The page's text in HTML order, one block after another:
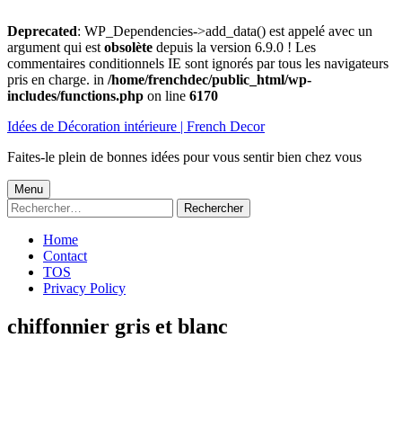
Deprecated: WP_Dependencies->add_data() est appelé avec un
argument qui est obsolète depuis la version 6.9.0 ! Les
commentaires conditionnels IE sont ignorés par tous les navigateurs
pris en charge. in /home/frenchdec/public_html/wp-
includes/functions.php on line 6170
au
Idées de Décoration intérieure | French Decor
Faites-le plein de bonnes idées pour vous sentir bien chez vous
Menu
principal
Menu
Rechercher :
Home
Contact
TOS
Privacy Policy
chiffonnier gris et blanc